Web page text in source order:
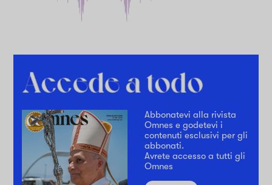
Abbonatevi alla rivista
Omnes e godetevi i
contenuti esclusivi per gli
abbonati.
Avrete accesso a tutti gli
Omnes